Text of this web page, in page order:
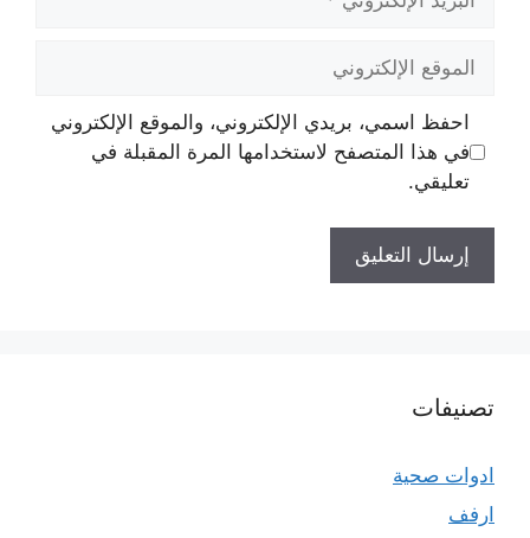
الإلكتروني
الموقع
الإلكتروني
احفظ اسمي، بريدي الإلكتروني، والموقع الإلكتروني
في هذا المتصفح لاستخدامها المرة المقبلة في
تعليقي.
تصنيفات
ادوات صحية
ارفف